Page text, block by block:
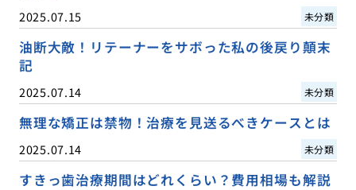
2025.07.15 未分類
油断大敵！リテーナーをサボった私の後戻り顛末
記
2025.07.14 未分類
無理な矯正は禁物！治療を見送るべきケースとは
2025.07.14 未分類
すきっ歯治療期間はどれくらい？費用相場も解説